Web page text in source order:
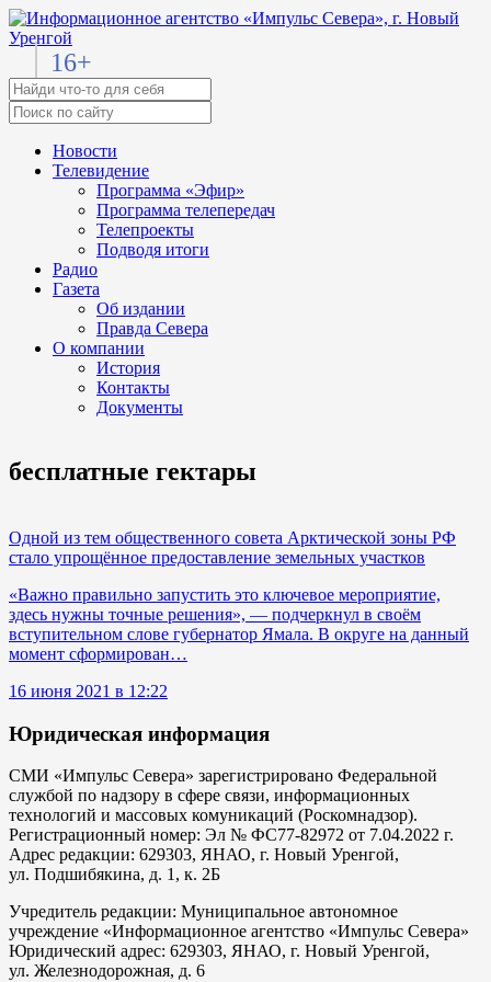
16+
Новости
Телевидение
Программа «Эфир»
Программа телепередач
Телепроекты
Подводя итоги
Радио
Газета
Об издании
Правда Севера
О компании
История
Контакты
Документы
бесплатные гектары
Одной из тем общественного совета Арктической зоны РФ
стало упрощённое предоставление земельных участков
«Важно правильно запустить это ключевое мероприятие,
здесь нужны точные решения», — подчеркнул в своём
вступительном слове губернатор Ямала. В округе на данный
момент сформирован…
16 июня 2021 в 12:22
Юридическая информация
СМИ «Импульс Севера» зарегистрировано Федеральной
службой по надзору в сфере связи, информационных
технологий и массовых комуникаций (Роскомнадзор).
Регистрационный номер: Эл № ФС77-82972 от 7.04.2022 г.
Адрес редакции: 629303, ЯНАО, г. Новый Уренгой,
ул. Подшибякина, д. 1, к. 2Б
Учредитель редакции: Муниципальное автономное
учреждение «Информационное агентство «Импульс Севера»
Юридический адрес: 629303, ЯНАО, г. Новый Уренгой,
ул. Железнодорожная, д. 6